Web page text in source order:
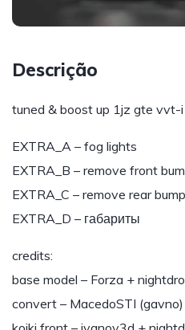
Descrição
tuned & boost up 1jz gte vvt-i
EXTRA_A – fog lights
EXTRA_B – remove front
EXTRA_C – remove rear
EXTRA_D – габариты
credits:
base model – Forza +
convert – MacedoSTI